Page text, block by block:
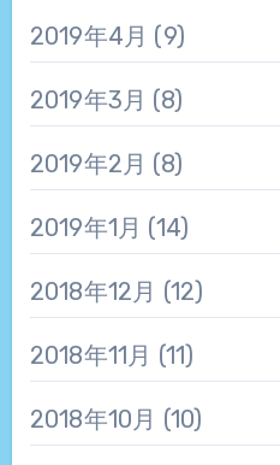
2019年4月 (9)
2019年3月 (8)
2019年2月 (8)
2019年1月 (14)
2018年12月 (12)
2018年11月 (11)
2018年10月 (10)